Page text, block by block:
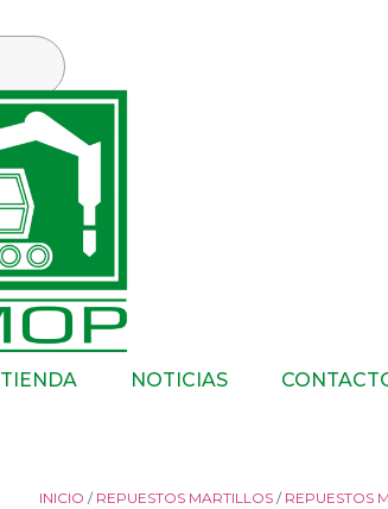
TIENDA NOTICIAS
INICIO / REPUESTOS MARTILLOS / REPUESTOS